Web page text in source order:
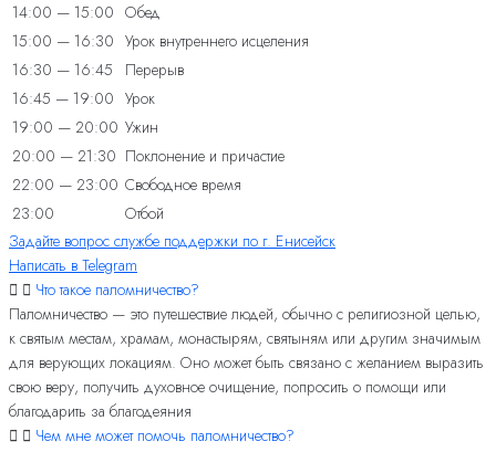
14:00 — 15:00 Обед
15:00 — 16:30 Урок внутреннего исцеления
16:30 — 16:45
Перерыв
16:45 — 19:00 Урок
19:00 — 20:00 Ужин
20:00 — 21:30 Поклонение и причастие
22:00 — 23:00 Свободное время
23:00
Отбой
Задайте вопрос службе поддержки по г. Енисейск
Написать в Telegram
Что такое паломничество?
Паломничество — это путешествие людей, обычно с религиозной целью,
к святым местам, храмам, монастырям, святыням или другим значимым
для верующих локациям. Оно может быть связано с желанием выразить
свою веру, получить духовное очищение, попросить о помощи или
благодарить за благодеяния
Чем мне может помочь паломничество?